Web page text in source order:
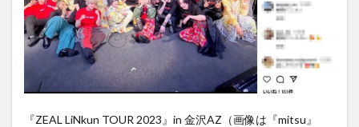
『ZEAL LiNkun TOUR 2023』in 金沢AZ（画像は『mitsu』